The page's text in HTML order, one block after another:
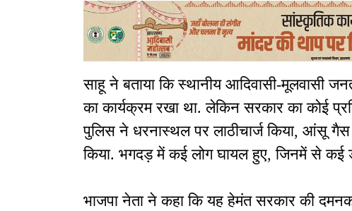
साहू ने बताया कि स्थानीय आदिवासी-मूलवासी
का कार्यक्रम रखा था. लेकिन सरकार का कोई
पुलिस ने धरनास्थल पर लाठीचार्ज किया, आंसू
किया. भगदड़ में कई लोग घायल हुए, जिनमें से कई
भाजपा नेता ने कहा कि यह हेमंत सरकार की